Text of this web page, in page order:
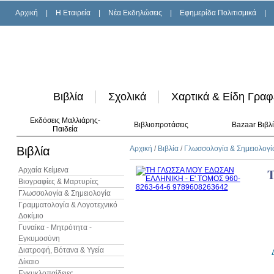
Αρχική H Εταιρεία Νέα Εκδηλώσεις Εφημερίδα Πολιτισμικά
Βιβλία Σχολικά Χαρτικά & Είδη
Εκδόσεις Μαλλιάρης-
Παιδεία
Βιβλιοπροτάσεις Bazaar
Βιβλία
Αρχαία Κείμενα
Βιογραφίες & Μαρτυρίες
Γλωσσολογία & Σημειολογία
Γραμματολογία & Λογοτεχνικό
Δοκίμιο
Γυναίκα - Μητρότητα -
Εγκυμοσύνη
Διατροφή, Βότανα & Υγεία
Δίκαιο
Αρχική / Βιβλία / Γλωσσολογία &